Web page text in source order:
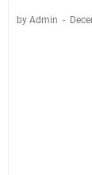
by Admin